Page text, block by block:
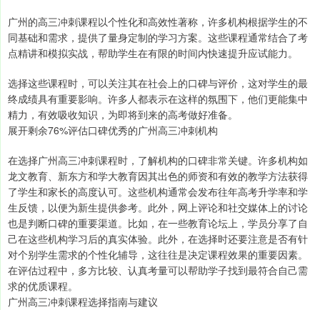
广州的高三冲刺课程以个性化和高效性著称，许多机构根据学生的不
同基础和需求，提供了量身定制的学习方案。这些课程通常结合了考
点精讲和模拟实战，帮助学生在有限的时间内快速提升应试能力。
选择这些课程时，可以关注其在社会上的口碑与评价，这对学生的最
终成绩具有重要影响。许多人都表示在这样的氛围下，他们更能集中
精力，有效吸收知识，为即将到来的高考做好准备。
展开剩余76%评估口碑优秀的广州高三冲刺机构
在选择广州高三冲刺课程时，了解机构的口碑非常关键。许多机构如
龙文教育、新东方和学大教育因其出色的师资和有效的教学方法获得
了学生和家长的高度认可。这些机构通常会发布往年高考升学率和学
生反馈，以便为新生提供参考。此外，网上评论和社交媒体上的讨论
也是判断口碑的重要渠道。比如，在一些教育论坛上，学员分享了自
己在这些机构学习后的真实体验。此外，在选择时还要注意是否有针
对个别学生需求的个性化辅导，这往往是决定课程效果的重要因素。
在评估过程中，多方比较、认真考量可以帮助学子找到最符合自己需
求的优质课程。
广州高三冲刺课程选择指南与建议